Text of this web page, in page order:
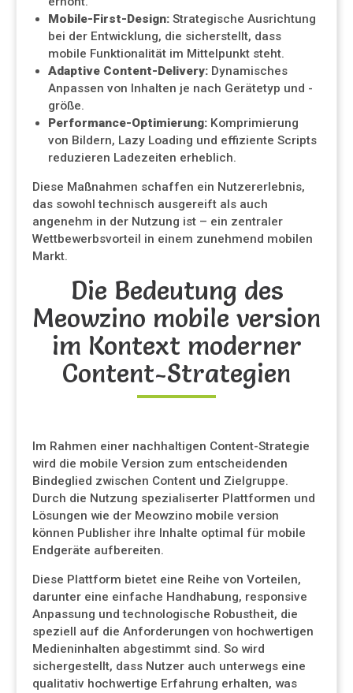
Mobile-First-Design: Strategische Ausrichtung
bei der Entwicklung, die sicherstellt, dass
mobile Funktionalität im Mittelpunkt steht.
Adaptive Content-Delivery: Dynamisches
Anpassen von Inhalten je nach Gerätetyp und -
größe.
Performance-Optimierung: Komprimierung
von Bildern, Lazy Loading und effiziente Scripts
reduzieren Ladezeiten erheblich.
Diese Maßnahmen schaffen ein Nutzererlebnis,
das sowohl technisch ausgereift als auch
angenehm in der Nutzung ist – ein zentraler
Wettbewerbsvorteil in einem zunehmend mobilen
Markt.
Die Bedeutung des
Meowzino mobile version
im Kontext moderner
Content-Strategien
Im Rahmen einer nachhaltigen Content-Strategie
wird die mobile Version zum entscheidenden
Bindeglied zwischen Content und Zielgruppe.
Durch die Nutzung spezialiserter Plattformen und
Lösungen wie der Meowzino mobile version
können Publisher ihre Inhalte optimal für mobile
Endgeräte aufbereiten.
Diese Plattform bietet eine Reihe von Vorteilen,
darunter eine einfache Handhabung, responsive
Anpassung und technologische Robustheit, die
speziell auf die Anforderungen von hochwertigen
Medieninhalten abgestimmt sind. So wird
sichergestellt, dass Nutzer auch unterwegs eine
qualitativ hochwertige Erfahrung erhalten, was